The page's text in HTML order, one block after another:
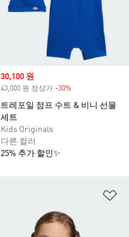
Sale price
30,100 원
43,000 원 정상가 -30%
트레포일 점프 수트 & 비니 선물
세트
Kids Originals
다른 컬러
25% 추가 할인✨